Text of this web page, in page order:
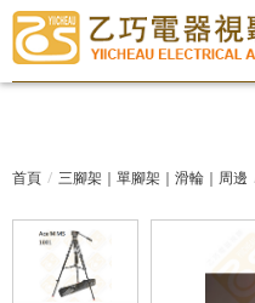
首頁 三腳架｜單腳架｜滑輪｜周邊